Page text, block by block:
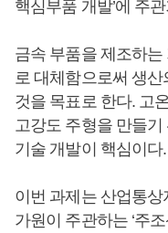
핵심부품 개발’에 주
금속 부품을 제조하
로 대체함으로써 생
것을 목표로 한다. 고
고강도 주형을 만들
기술 개발이 핵심이다.
이번 과제는 산업통
가원이 주관하는 ‘주